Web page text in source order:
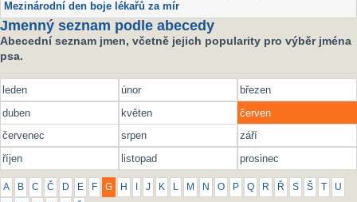
Mezinárodní den boje lékařů za mír
Jmenný seznam podle abecedy
Abecední seznam jmen, včetně jejich popularity pro výběr jména
psa.
leden únor
březen
duben
květen
červen
červenec
srpen
září
říjen
listopad prosinec
A B C Č D E F G H J K L M N O P Q R Ř S Š U